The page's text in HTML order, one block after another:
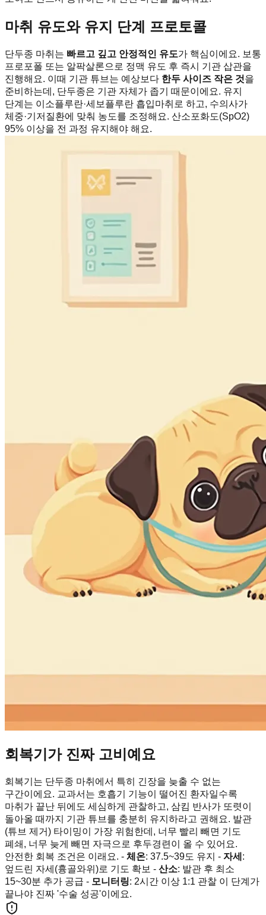
마취 유도와 유지 단계 프로토콜
단두종 마취는 빠르고 깊고 안정적인 유도가 핵심이에요. 보통
프로포폴 또는 알팍살론으로 정맥 유도 후 즉시 기관 삽관을
진행해요. 이때 기관 튜브는 예상보다 한두 사이즈 작은 것을
준비하는데, 단두종은 기관 자체가 좁기 때문이에요. 유지
단계는 이소플루란·세보플루란 흡입마취로 하고, 수의사가
체중·기저질환에 맞춰 농도를 조정해요. 산소포화도(SpO2)
95% 이상을 전 과정 유지해야 해요.
회복기가 진짜 고비예요
회복기는 단두종 마취에서 특히 긴장을 늦출 수 없는
구간이에요. 교과서는 호흡기 기능이 떨어진 환자일수록
마취가 끝난 뒤에도 세심하게 관찰하고, 삼킴 반사가 또렷이
돌아올 때까지 기관 튜브를 충분히 유지하라고 권해요. 발관
(튜브 제거) 타이밍이 가장 위험한데, 너무 빨리 빼면 기도
폐쇄, 너무 늦게 빼면 자극으로 후두경련이 올 수 있어요.
안전한 회복 조건은 이래요. - 체온: 37.5~39도 유지 - 자세 :
엎드린 자세(흉골와위)로 기도 확보 - 산소: 발관 후 최소
15~30분 추가 공급 - 모니터링: 2시간 이상 1:1 관찰 이 단계가
끝나야 진짜 '수술 성공'이에요.